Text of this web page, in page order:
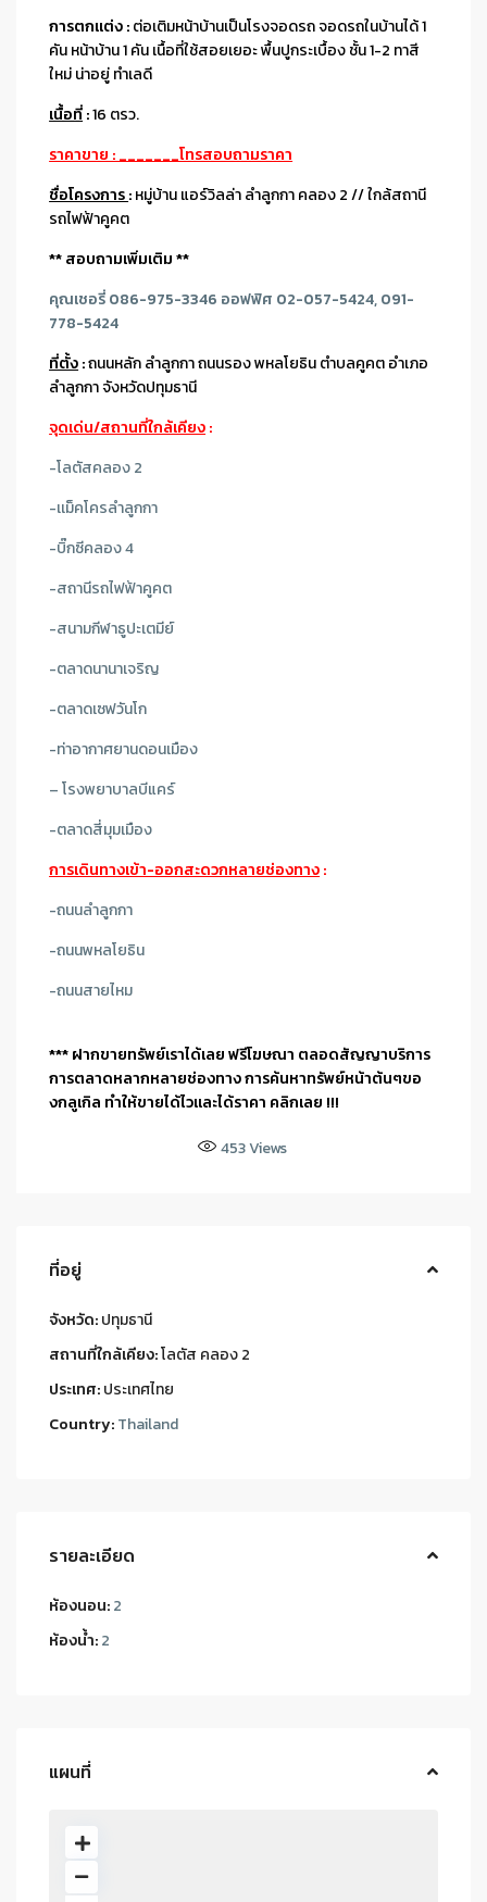
การตกแต่ง :ต่อเติมหน้าบ้านเป็นโรงจอดรถ จอดรถในบ้านได้ 1
คัน หน้าบ้าน 1 คัน เนื้อที่ใช้สอยเยอะ พื้นปูกระเบื้อง ชั้น 1-2 ทาสี
ใหม่ น่าอยู่ ทำเลดี
เนื้อที่:16 ตรว.
ราคาขาย : _______โทรสอบถามราคา
ชื่อโครงการ:หมู่บ้าน แอร์วิลล่า ลำลูกกา คลอง 2 // ใกล้สถานี
รถไฟฟ้าคูคต
** สอบถามเพิ่มเติม **
คุณเชอรี่ 086-975-3346 ออฟฟิศ 02-057-5424, 091-
778-5424
ที่ตั้ง:ถนนหลัก ลำลูกกา ถนนรอง พหลโยธิน ตำบลคูคต อำเภอ
ลำลูกกา จังหวัดปทุมธานี
จุดเด่น/สถานที่ใกล้เคียง:
-โลตัสคลอง 2
-เเม็คโครลำลูกกา
-บิ๊กซีคลอง 4
-สถานีรถไฟฟ้าคูคต
-สนามกีฬาธูปะเตมีย์
-ตลาดนานาเจริญ
-ตลาดเซฟวันโก
-ท่าอากาศยานดอนเมือง
– โรงพยาบาลบีแคร์
-ตลาดสี่มุมเมือง
การเดินทางเข้า-ออกสะดวกหลายช่องทาง:
-ถนนลำลูกกา
-ถนนพหลโยธิน
-ถนนสายไหม
*** ฝากขายทรัพย์เราได้เลย ฟรีโฆษณา ตลอดสัญญาบริการ
การตลาดหลากหลายช่องทาง การค้นหาทรัพย์หน้าต้นๆขอ
งกลูเกิล ทำให้ขายได้ไวและได้ราคา คลิกเลย !!!
453Views
ที่อยู่
จังหวัด:ปทุมธานี
สถานที่ใกล้เคียง:โลตัส คลอง 2
ประเทศ:ประเทศไทย
Country:Thailand
รายละเอียด
ห้องนอน:2
ห้องน้ำ:2
แผนที่